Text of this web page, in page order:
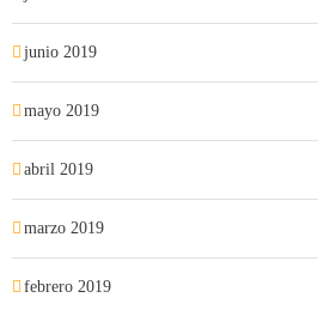
junio 2019
mayo 2019
abril 2019
marzo 2019
febrero 2019